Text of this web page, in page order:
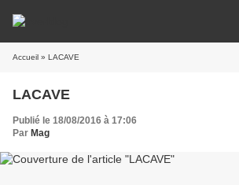
Accueil » LACAVE
LACAVE
Publié le 18/08/2016 à 17:06
Par Mag